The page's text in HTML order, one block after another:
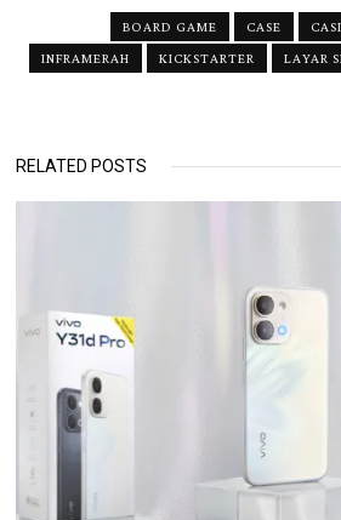
BOARD GAME CASE
INFRAMERAH
KICKSTARTER LAYAR
RELATED POSTS